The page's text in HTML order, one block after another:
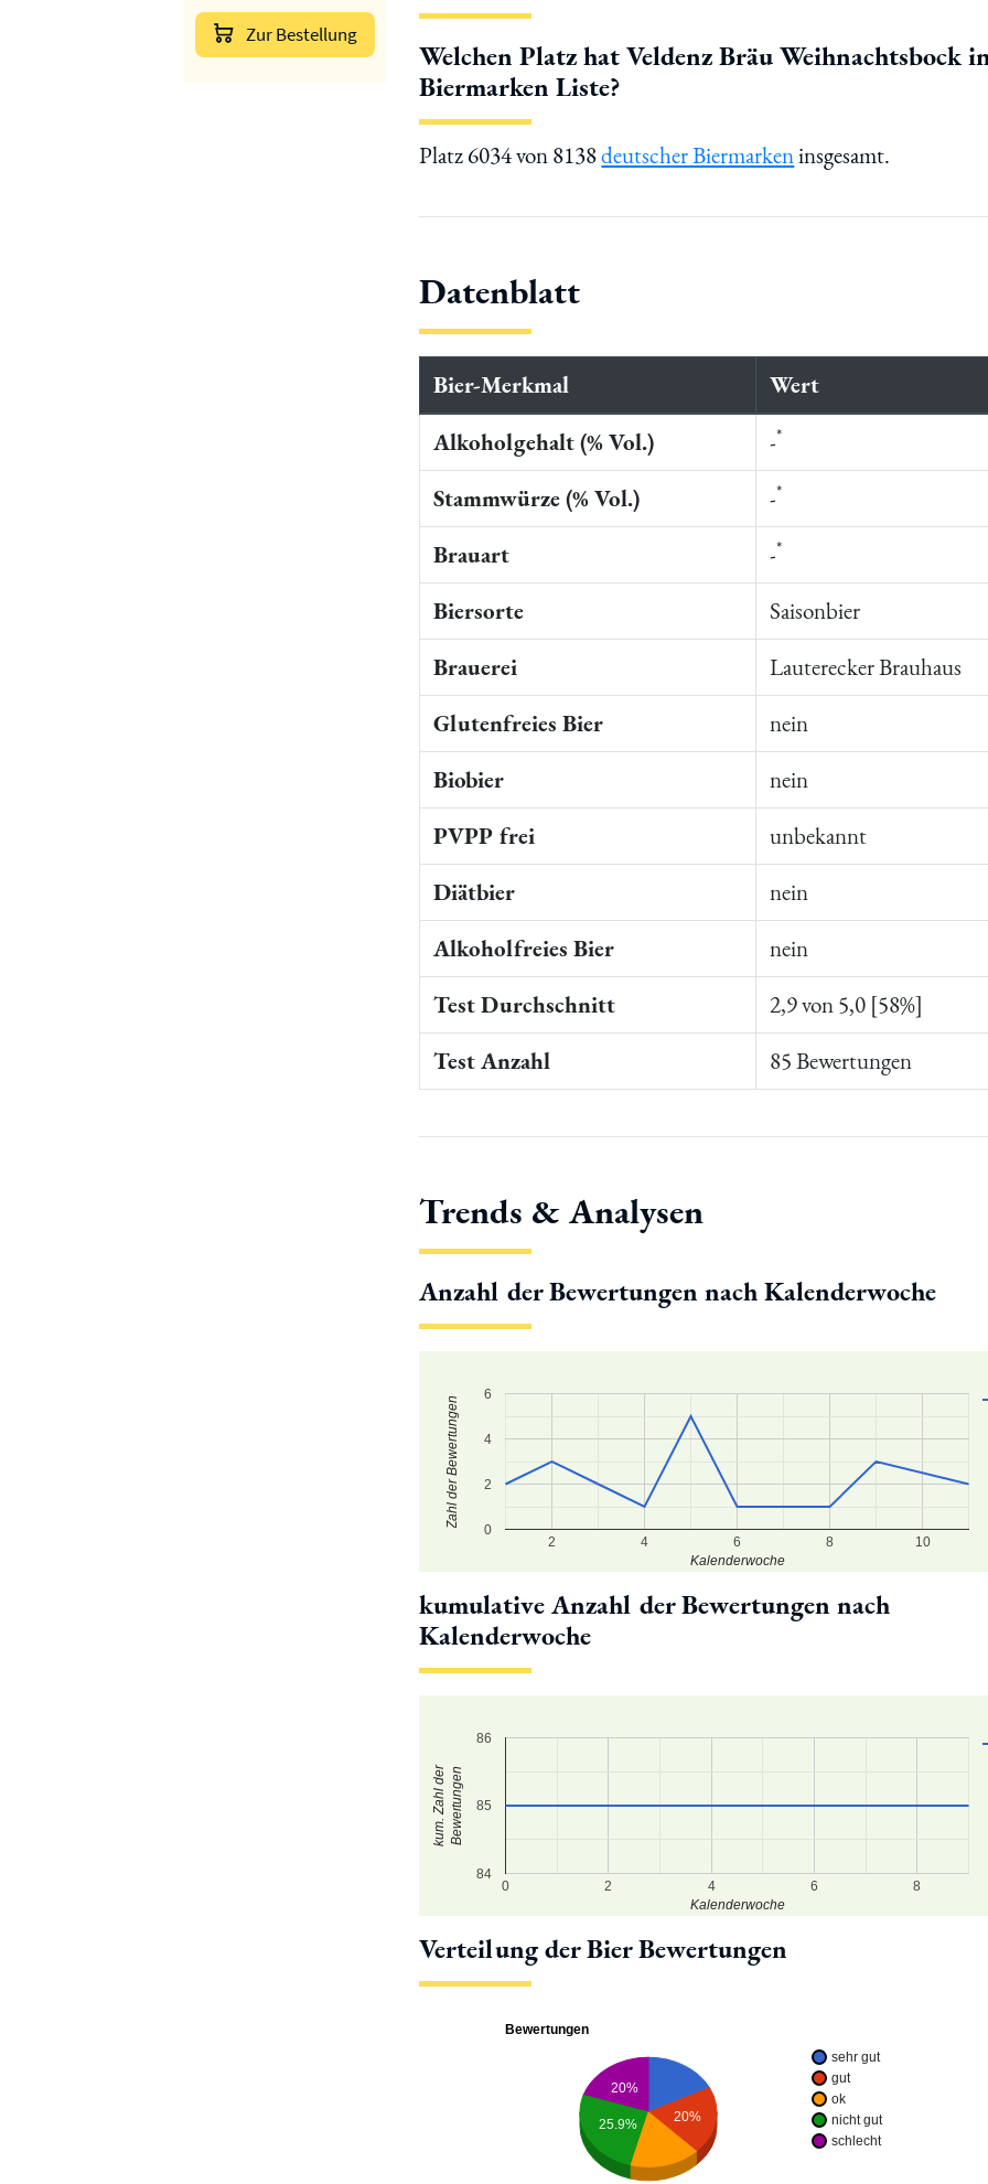
Zur Bestellung
Welchen Platz hat Veldenz Bräu Weihnachtsbock
Biermarken Liste?
Platz 6034 von 8138deutscher Biermarkeninsgesamt.
Datenblatt
Bier-Merkmal
Wert
Alkoholgehalt (% Vol.)
-*
Stammwürze (% Vol.) -*
Brauart -*
Biersorte
Saisonbier
Brauerei
Lauterecker Brauhaus
Glutenfreies Bier
nein
Biobier
nein
PVPP frei
unbekannt
Diätbier
nein
Alkoholfreies Bier
nein
Test Durchschnitt
2,9 von 5,0 [58%]
Test Anzahl
85 Bewertungen
Trends & Analysen
Anzahl der Bewertungen nach Kalenderwoche
2 4 6 8 10
0
2
4
6
Kalenderwoche
Zahl der Bewertungen
kumulative Anzahl der Bewertungen nach
Kalenderwoche
0 2 4 6 8
84
85
86
Kalenderwoche
kum. Zahl derBewertungen
Verteilung der Bier Bewertungen
Bewertungen
sehr gut
gut
ok
nicht gut
schlecht
20%
20%
25.9%